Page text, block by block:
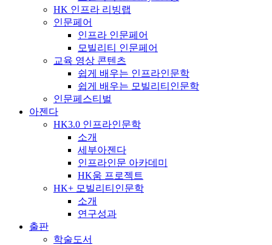
HK 인프라 리빙랩
인문페어
인프라 인문페어
모빌리티 인문페어
교육 영상 콘텐츠
쉽게 배우는 인프라인문학
쉽게 배우는 모빌리티인문학
인문페스티벌
아젠다
HK3.0 인프라인문학
소개
세부아젠다
인프라인문 아카데미
HK움 프로젝트
HK+ 모빌리티인문학
소개
연구성과
출판
학술도서